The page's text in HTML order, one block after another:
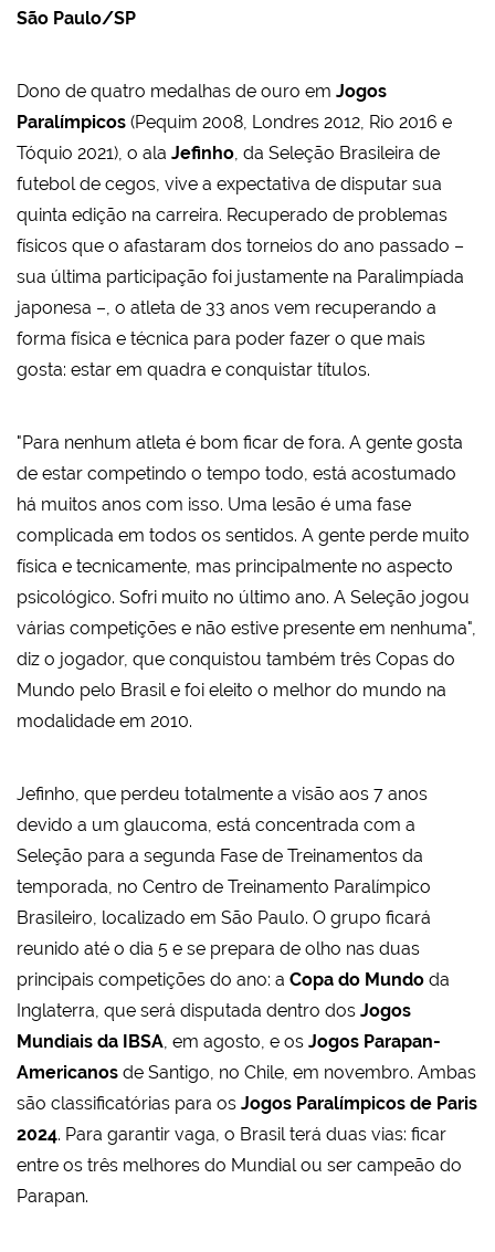
São Paulo/SP
Dono de quatro medalhas de ouro em Jogos
Paralímpicos (Pequim 2008, Londres 2012, Rio 2016 e
Tóquio 2021), o ala Jefinho, da Seleção Brasileira de
futebol de cegos, vive a expectativa de disputar sua
quinta edição na carreira. Recuperado de problemas
físicos que o afastaram dos torneios do ano passado –
sua última participação foi justamente na Paralimpíada
japonesa –, o atleta de 33 anos vem recuperando a
forma física e técnica para poder fazer o que mais
gosta: estar em quadra e conquistar títulos.
"Para nenhum atleta é bom ficar de fora. A gente gosta
de estar competindo o tempo todo, está acostumado
há muitos anos com isso. Uma lesão é uma fase
complicada em todos os sentidos. A gente perde muito
física e tecnicamente, mas principalmente no aspecto
psicológico. Sofri muito no último ano. A Seleção jogou
várias competições e não estive presente em nenhuma",
diz o jogador, que conquistou também três Copas do
Mundo pelo Brasil e foi eleito o melhor do mundo na
modalidade em 2010.
Jefinho, que perdeu totalmente a visão aos 7 anos
devido a um glaucoma, está concentrada com a
Seleção para a segunda Fase de Treinamentos da
temporada, no Centro de Treinamento Paralímpico
Brasileiro, localizado em São Paulo. O grupo ficará
reunido até o dia 5 e se prepara de olho nas duas
principais competições do ano: a Copa do Mundo da
Inglaterra, que será disputada dentro dos Jogos
Mundiais da IBSA, em agosto, e os Jogos Parapan-
Americanos de Santigo, no Chile, em novembro. Ambas
são classificatórias para os Jogos Paralímpicos de Paris
2024. Para garantir vaga, o Brasil terá duas vias: ficar
entre os três melhores do Mundial ou ser campeão do
Parapan.